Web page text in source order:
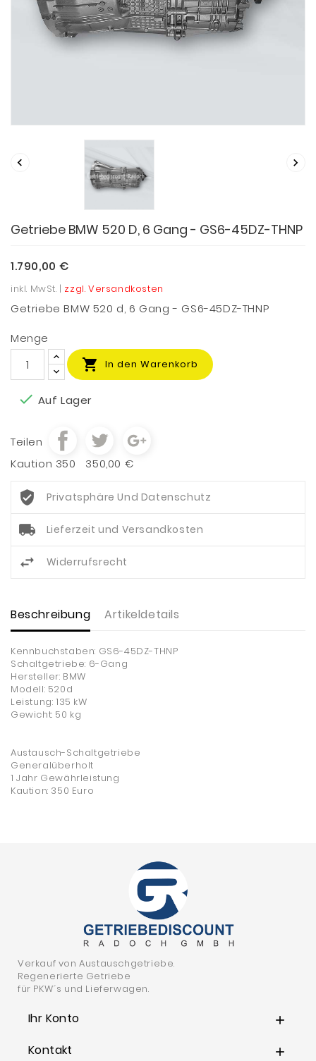
 
Getriebe BMW 520 D, 6 Gang - GS6-45DZ-THNP
1.790,00 €
inkl. MwSt. | zzgl. Versandkosten
Getriebe BMW 520 d, 6 Gang - GS6-45DZ-THNP
Menge
 In den Warenkorb
 Auf Lager
Teilen
Kaution 350
350,00 €
Privatsphäre Und Datenschutz
Lieferzeit und Versandkosten
Widerrufsrecht
Beschreibung Artikeldetails
Kennbuchstaben: GS6-45DZ-THNP
Schaltgetriebe: 6-Gang
Hersteller: BMW
Modell: 520d
Leistung: 135 kW
Gewicht: 50 kg
Austausch-Schaltgetriebe
Generalüberholt
1 Jahr Gewährleistung
Kaution: 350 Euro
Verkauf von Austauschgetriebe.
Regenerierte Getriebe
für PKW´s und Lieferwagen.
Ihr Konto 
Kontakt 